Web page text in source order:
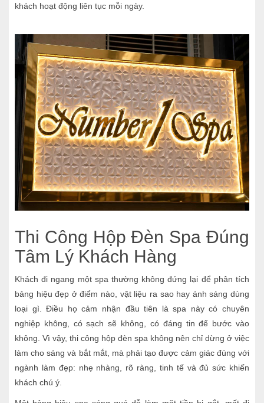
khách hoạt động liên tục mỗi ngày.
Thi Công Hộp Đèn Spa Đúng
Tâm Lý Khách Hàng
Khách đi ngang một spa thường không đứng lại để phân tích
bảng hiệu đẹp ở điểm nào, vật liệu ra sao hay ánh sáng dùng
loại gì. Điều họ cảm nhận đầu tiên là spa này có chuyên
nghiệp không, có sạch sẽ không, có đáng tin để bước vào
không. Vì vậy, thi công hộp đèn spa không nên chỉ dừng ở việc
làm cho sáng và bắt mắt, mà phải tạo được cảm giác đúng với
ngành làm đẹp: nhẹ nhàng, rõ ràng, tinh tế và đủ sức khiến
khách chú ý.